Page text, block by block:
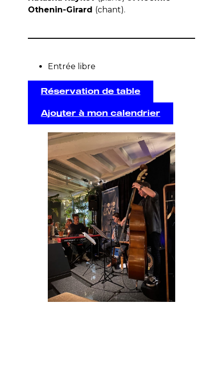
Othenin-Girard (chant).
Entrée libre
Réservation de table
Ajouter à mon calendrier